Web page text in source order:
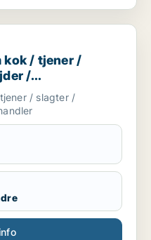
/ slagter /
kok / tjener /
/
/ slagter /